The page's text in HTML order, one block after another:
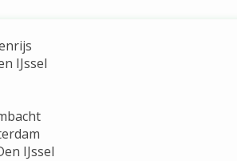
IJssel
IJssel